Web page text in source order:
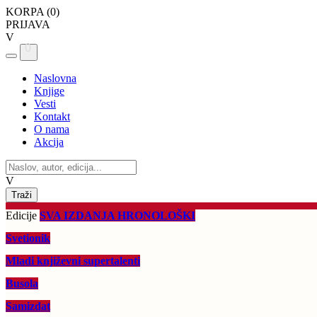
KORPA (0)
PRIJAVA
V
0
Naslovna
Knjige
Vesti
Kontakt
O nama
Akcija
V
Edicije SVA IZDANJA HRONOLOŠKI
Svetionik
Mladi književni supertalenti
Busola
Samizdat